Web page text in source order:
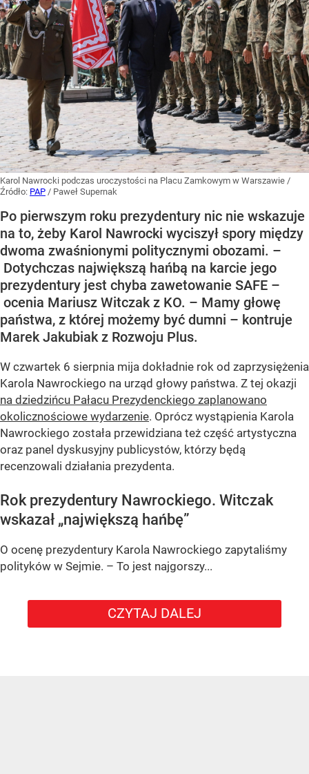
Karol Nawrocki podczas uroczystości na Placu Zamkowym w Warszawie /
Źródło: PAP / Paweł Supernak
Po pierwszym roku prezydentury nic nie wskazuje
na to, żeby Karol Nawrocki wyciszył spory między
dwoma zwaśnionymi politycznymi obozami. –
Dotychczas największą hańbą na karcie jego
prezydentury jest chyba zawetowanie SAFE –
ocenia Mariusz Witczak z KO. – Mamy głowę
państwa, z której możemy być dumni – kontruje
Marek Jakubiak z Rozwoju Plus.
W czwartek 6 sierpnia mija dokładnie rok od zaprzysiężenia
Karola Nawrockiego na urząd głowy państwa. Z tej okazji
na dziedzińcu Pałacu Prezydenckiego zaplanowano
okolicznościowe wydarzenie. Oprócz wystąpienia Karola
Nawrockiego została przewidziana też część artystyczna
oraz panel dyskusyjny publicystów, którzy będą
recenzowali działania prezydenta.
Rok prezydentury Nawrockiego. Witczak
wskazał „największą hańbę”
O ocenę prezydentury Karola Nawrockiego zapytaliśmy
polityków w Sejmie. – To jest najgorszy...
CZYTAJ DALEJ